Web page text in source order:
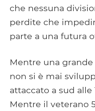
che nessuna
perdite che
parte a una futura
Mentre una
non si è mai
attaccato a sud
Mentre il veterano